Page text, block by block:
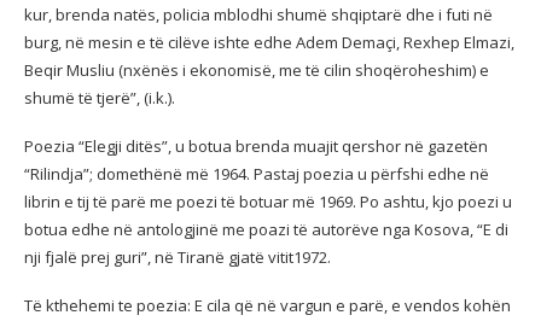
kur, brenda natës, policia mblodhi shumë shqiptarë dhe i futi në
burg, në mesin e të cilëve ishte edhe Adem Demaçi, Rexhep Elmazi,
Beqir Musliu (nxënës i ekonomisë, me të cilin shoqëroheshim) e
shumë të tjerë”, (i.k.).
Poezia “Elegji ditës”, u botua brenda muajit qershor në gazetën
“Rilindja”; domethënë më 1964. Pastaj poezia u përfshi edhe në
librin e tij të parë me poezi të botuar më 1969. Po ashtu, kjo poezi u
botua edhe në antologjinë me poazi të autorëve nga Kosova, “E di
nji fjalë prej guri”, në Tiranë gjatë vitit1972.
Të kthehemi te poezia: E cila që në vargun e parë, e vendos kohën